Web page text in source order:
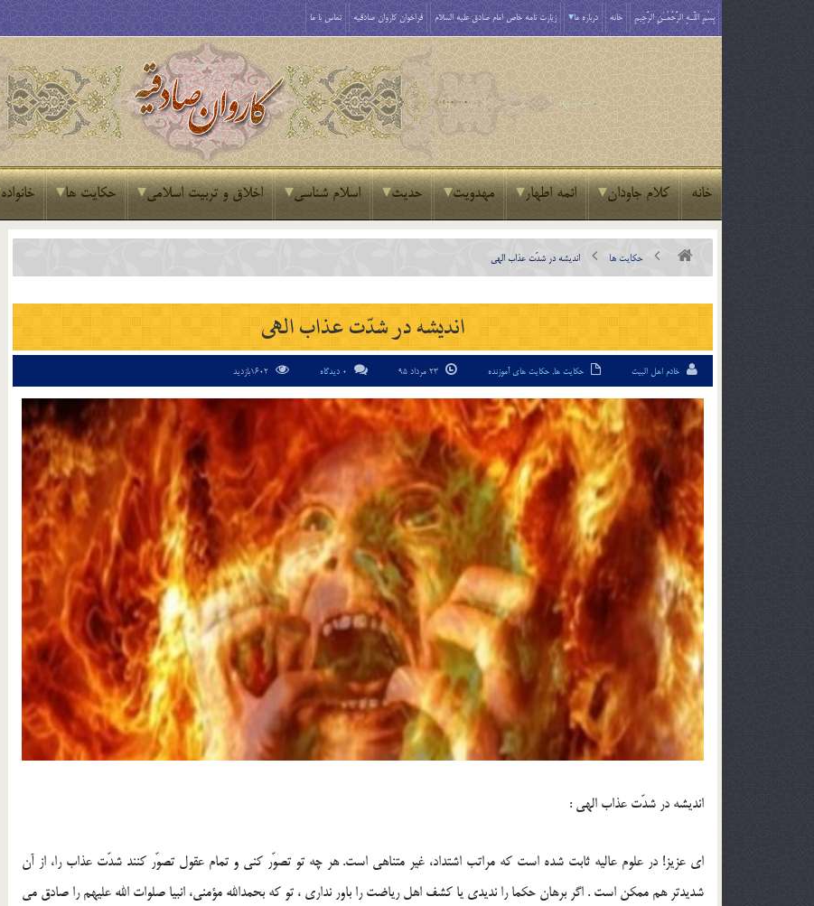
بِسْمِ اللَّـهِ الرَّحْمَـٰنِ الرَّحِيمِ خانه درباره ما زیارت نامه خاص امام صادق علیه السلام فراخوان کاروان صادقیه تماس با ما
خانه کلام جاودان ائمه اطهار مهدویت حدیث اسلام شناسی اخلاق و تربیت اسلامی حکایت ها خانواده
حکایت ها انديشه در شدّت عذاب الهى
انديشه در شدّت عذاب الهى
خادم اهل البیت حکایت ها, حکایت های آموزنده 0 دیدگاه
انديشه در شدّت عذاب الهى :
اى عزيز! در علوم عاليه ثابت شده است كه مراتب اشتداد، غير متناهى است. هر چه تو تصوّر كنى و تمام عقول تصوّر كنند شدّت عذاب را، از آن
شديدتر هم ممكن است . اگر برهان حكما را نديدى يا كشف اهل رياضت را باور ندارى ، تو كه بحمدالله مؤمنى، انبيا صلوات الله عليهم را صادق مى